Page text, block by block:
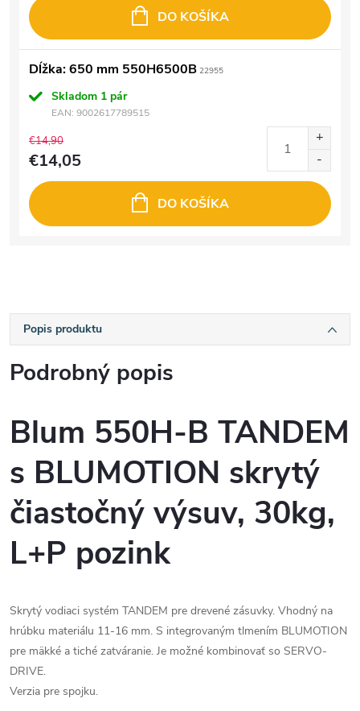
DO KOŠÍKA
Dĺžka: 650 mm 550H6500B 22955
Skladom 1 pár
EAN: 9002617789515
€14,90
€14,05
DO KOŠÍKA
Popis produktu
Podrobný popis
Blum 550H-B TANDEM
s BLUMOTION skrytý
čiastočný výsuv, 30kg,
L+P pozink
Skrytý vodiaci systém TANDEM pre drevené zásuvky. Vhodný na
hrúbku materiálu 11-16 mm. S integrovaným tlmením BLUMOTION
pre mäkké a tiché zatváranie. Je možné kombinovať so SERVO-
DRIVE.
Verzia pre spojku.